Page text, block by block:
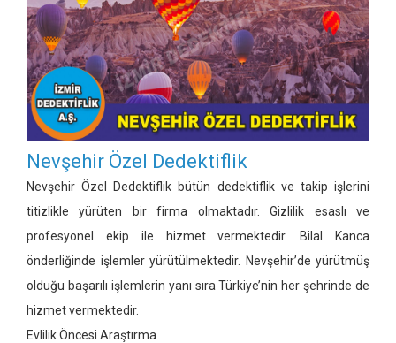
Nevşehir Özel Dedektiflik
Nevşehir Özel Dedektiflik bütün dedektiflik ve takip işlerini
titizlikle yürüten bir firma olmaktadır. Gizlilik esaslı ve
profesyonel ekip ile hizmet vermektedir. Bilal Kanca
önderliğinde işlemler yürütülmektedir. Nevşehir’de yürütmüş
olduğu başarılı işlemlerin yanı sıra Türkiye’nin her şehrinde de
hizmet vermektedir.
Evlilik Öncesi Araştırma